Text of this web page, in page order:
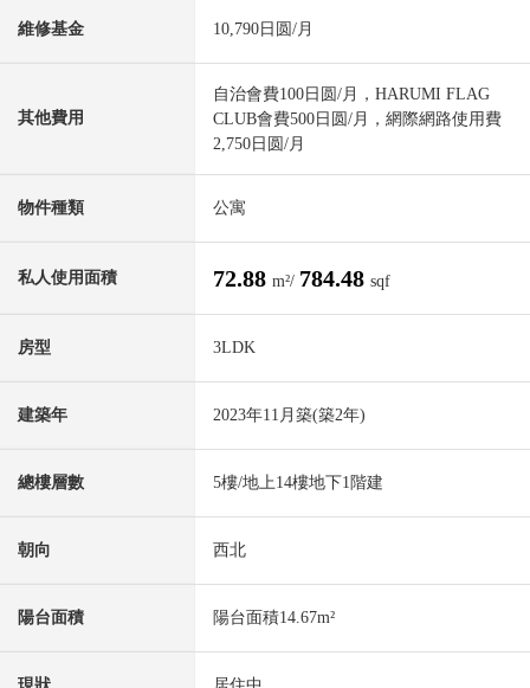
維修基金 10,790日圆/月
其他費用
自治會費100日圆/月，HARUMI FLAG
CLUB會費500日圆/月，網際網路使用費
2,750日圆/月
物件種類 公寓
私人使用面積 72.88 m²/ 784.48 sqf
房型 3LDK
建築年 2023年11月築(築2年)
總樓層數 5樓/地上14樓地下1階建
朝向 西北
陽台面積 陽台面積14.67m²